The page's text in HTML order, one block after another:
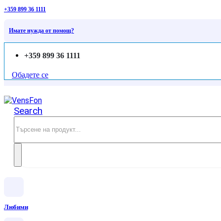
+359 899 36 1111
Имате нужда от помощ?
+359 899 36 1111
Обадете се
Search
Любими